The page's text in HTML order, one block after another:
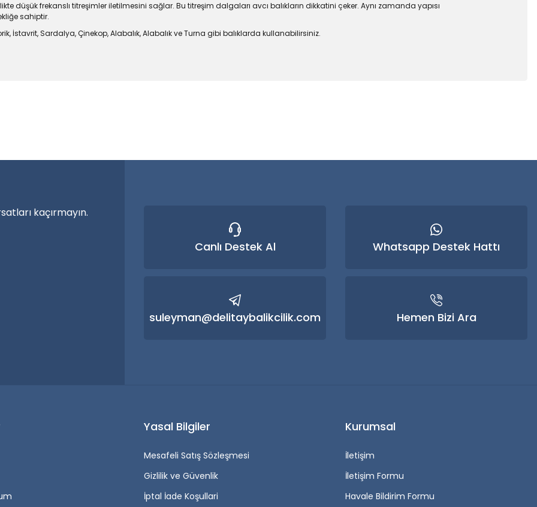
düşük frekanslı titreşimler iletilmesini sağlar. Bu titreşim dalgaları avcı balıkların dikkatini çeker. Aynı zamanda yapısı
sahiptir.
İstavrit, Sardalya, Çinekop, Alabalık, Alabalık ve Turna gibi balıklarda kullanabilirsiniz.
Yorum Yaz
kaçırmayın.
Canlı Destek Al Whatsapp Destek Hattı
suleyman@delitaybalikcilik.com Hemen Bizi Ara
Yasal Bilgiler
Mesafeli Satış Sözleşmesi
Gizlilik ve Güvenlik
İptal İade Koşullari
Kurumsal
İletişim
İletişim Formu
Havale Bildirim Formu